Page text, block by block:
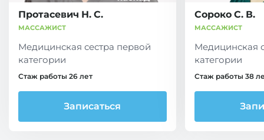
Протасевич Н. С.
МАССАЖИСТ
Медицинская сестра первой
категории
Стаж работы 26 лет
Записаться
Сороко С. В.
МАССАЖИСТ
Медицинская
категории
Стаж работы 38